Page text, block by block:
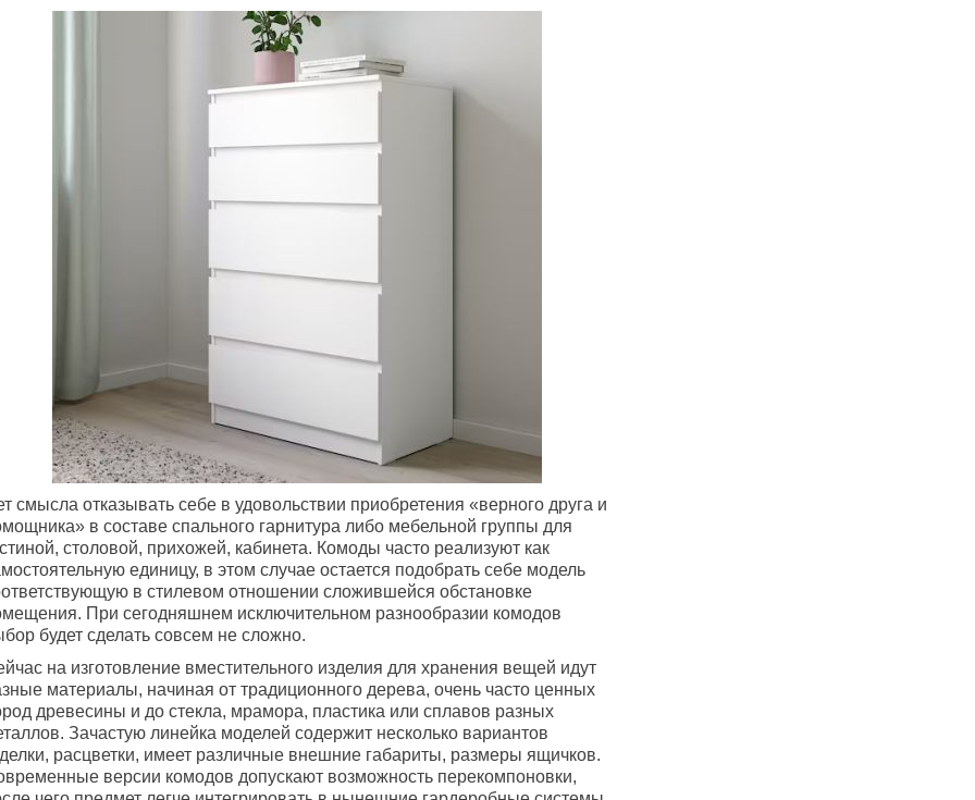
смысла отказывать себе в удовольствии приобретения «верного друга и
в составе спального гарнитура либо мебельной группы для
столовой, прихожей, кабинета. Комоды часто реализуют как
единицу, в этом случае остается подобрать себе модель
в стилевом отношении сложившейся обстановке
При сегодняшнем исключительном разнообразии комодов
будет сделать совсем не сложно.
на изготовление вместительного изделия для хранения вещей идут
материалы, начиная от традиционного дерева, очень часто ценных
древесины и до стекла, мрамора, пластика или сплавов разных
Зачастую линейка моделей содержит несколько вариантов
расцветки, имеет различные внешние габариты, размеры ящичков.
версии комодов допускают возможность перекомпоновки,